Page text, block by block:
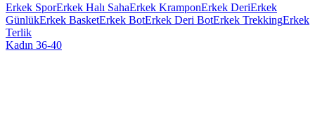
Erkek SporErkek Halı SahaErkek KramponErkek DeriErkek
GünlükErkek BasketErkek BotErkek Deri BotErkek TrekkingErkek
Terlik
Kadın 36-40